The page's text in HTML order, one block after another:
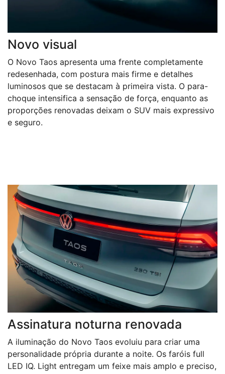
Novo visual
O Novo Taos apresenta uma frente completamente
redesenhada, com postura mais firme e detalhes
luminosos que se destacam à primeira vista. O para-
choque intensifica a sensação de força, enquanto as
proporções renovadas deixam o SUV mais expressivo
e seguro.
Assinatura noturna renovada
A iluminação do Novo Taos evoluiu para criar uma
personalidade própria durante a noite. Os faróis full
LED IQ. Light entregam um feixe mais amplo e preciso,